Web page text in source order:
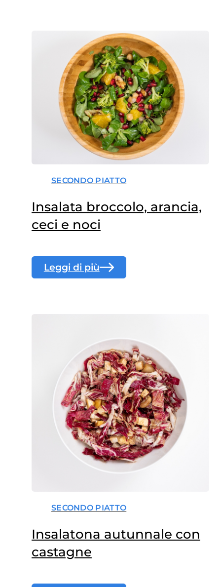
SECONDO PIATTO
Insalata broccolo, arancia,
ceci e noci
Leggi di più
SECONDO PIATTO
Insalatona autunnale con
castagne